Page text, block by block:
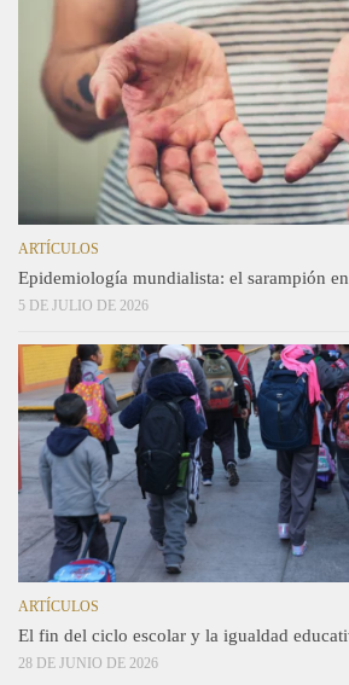
ARTÍCULOS
Epidemiología mundialista: el sarampión
5 DE JULIO DE 2026
ARTÍCULOS
El fin del ciclo escolar y la igualdad
28 DE JUNIO DE 2026